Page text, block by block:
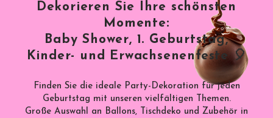
Dekorieren Sie Ihre schönsten
Momente:
Baby Shower, 1. Geburtstag,
Kinder- und Erwachsenenfeste 🎈
Finden Sie die ideale Party-Dekoration für jeden
Geburtstag mit unseren vielfältigen Themen.
Große Auswahl an Ballons, Tischdeko und Zubehör in